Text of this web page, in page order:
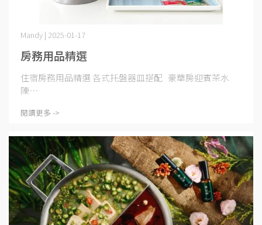
房務用品精選
Mandy | 2025-01-17
住宿房務用品精選 各式托盤器皿搭配 豪華房迎賓茶水
陳⋯
閱讀更多 ->